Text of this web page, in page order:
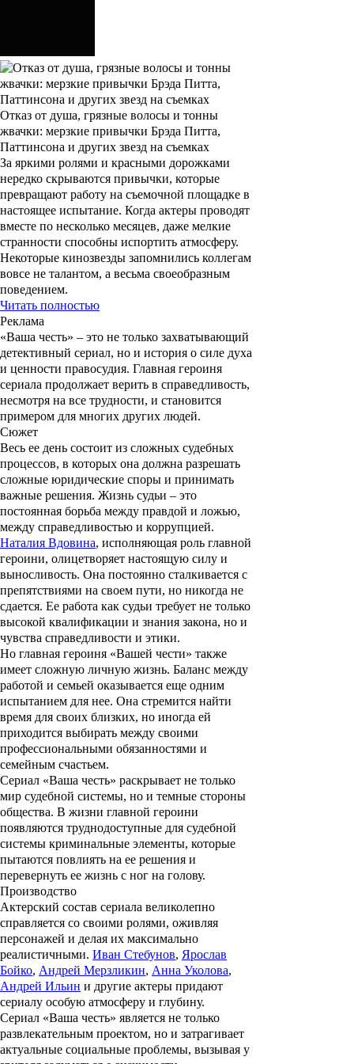
Отказ от душа, грязные волосы и тонны
жвачки: мерзкие привычки Брэда Питта,
Паттинсона и других звезд на съемках
За яркими ролями и красными дорожками
нередко скрываются привычки, которые
превращают работу на съемочной площадке в
настоящее испытание. Когда актеры проводят
вместе по несколько месяцев, даже мелкие
странности способны испортить атмосферу.
Некоторые кинозвезды запомнились коллегам
вовсе не талантом, а весьма своеобразным
поведением.
Читать полностью
Реклама
«Ваша честь» – это не только захватывающий
детективный сериал, но и история о силе духа
и ценности правосудия. Главная героиня
сериала продолжает верить в справедливость,
несмотря на все трудности, и становится
примером для многих других людей.
Сюжет
Весь ее день состоит из сложных судебных
процессов, в которых она должна разрешать
сложные юридические споры и принимать
важные решения. Жизнь судьи – это
постоянная борьба между правдой и ложью,
между справедливостью и коррупцией.
Наталия Вдовина, исполняющая роль главной
героини, олицетворяет настоящую силу и
выносливость. Она постоянно сталкивается с
препятствиями на своем пути, но никогда не
сдается. Ее работа как судьи требует не только
высокой квалификации и знания закона, но и
чувства справедливости и этики.
Но главная героиня «Вашей чести» также
имеет сложную личную жизнь. Баланс между
работой и семьей оказывается еще одним
испытанием для нее. Она стремится найти
время для своих близких, но иногда ей
приходится выбирать между своими
профессиональными обязанностями и
семейным счастьем.
Сериал «Ваша честь» раскрывает не только
мир судебной системы, но и темные стороны
общества. В жизни главной героини
появляются труднодоступные для судебной
системы криминальные элементы, которые
пытаются повлиять на ее решения и
перевернуть ее жизнь с ног на голову.
Производство
Актерский состав сериала великолепно
справляется со своими ролями, оживляя
персонажей и делая их максимально
реалистичными. Иван Стебунов, Ярослав
Бойко, Андрей Мерзликин, Анна Уколова,
Андрей Ильин и другие актеры придают
сериалу особую атмосферу и глубину.
Сериал «Ваша честь» является не только
развлекательным проектом, но и затрагивает
актуальные социальные проблемы, вызывая у